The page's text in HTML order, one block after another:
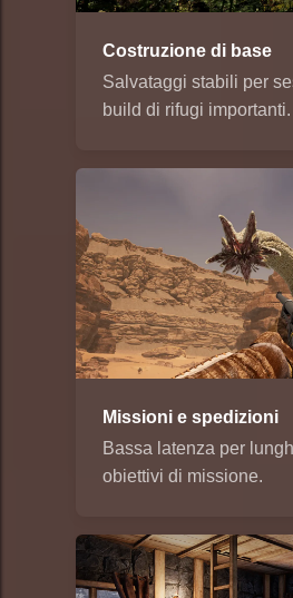
Costruzione di base
Salvataggi stabili per
build di rifugi importanti.
Missioni e spedizioni
Bassa latenza per
obiettivi di missione.